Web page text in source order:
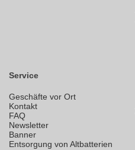
Service
Geschäfte vor Ort
Kontakt
FAQ
Newsletter
Banner
Entsorgung von Altbatterien